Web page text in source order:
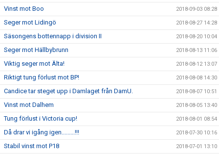
Vinst mot Boo 2018-09-03 08:28
Seger mot Lidingö 2018-08-27 14:28
Säsongens bottennapp i division II 2018-08-20 10:04
Seger mot Hällbybrunn 2018-08-13 11:06
Viktig seger mot Älta! 2018-08-12 13:07
Riktigt tung förlust mot BP! 2018-08-08 14:30
Candice tar steget upp i Damlaget från DamU. 2018-08-07 10:51
Vinst mot Dalhem 2018-08-05 13:40
Tung förlust i Victoria cup! 2018-08-01 08:54
Då drar vi igång igen.........!!! 2018-07-30 10:16
Stabil vinst mot P18 2018-07-01 13:10